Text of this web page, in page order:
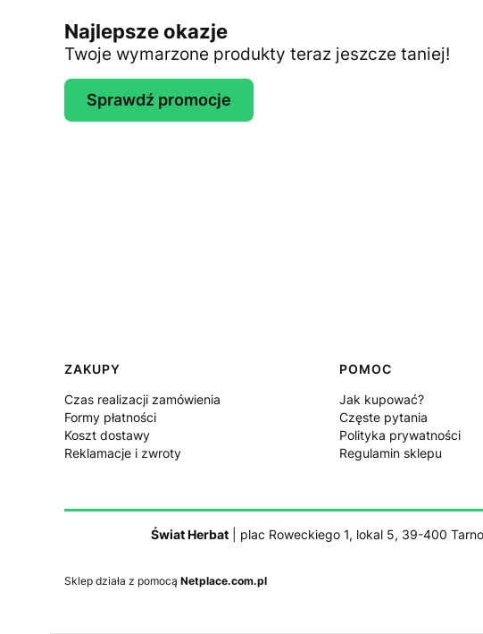
Najlepsze okazje
Twoje wymarzone produkty teraz jeszcze taniej!
Sprawdź promocje
Linki w stopce
ZAKUPY
Czas realizacji zamówienia
Formy płatności
Koszt dostawy
Reklamacje i zwroty
POMOC
Jak kupować?
Częste pytania
Polityka prywatności
Regulamin sklepu
Świat Herbat| plac Roweckiego 1, lokal 5, 39-400
Sklep działa z pomocą Netplace.com.pl